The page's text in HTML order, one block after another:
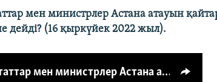
мен министрлер Астана атауын
(16 қыркүйек 2022 жыл).
Депутаттар мен министрлер Астана атауын қайтару мен 7 жылдық мерзім жайлы не дейді?